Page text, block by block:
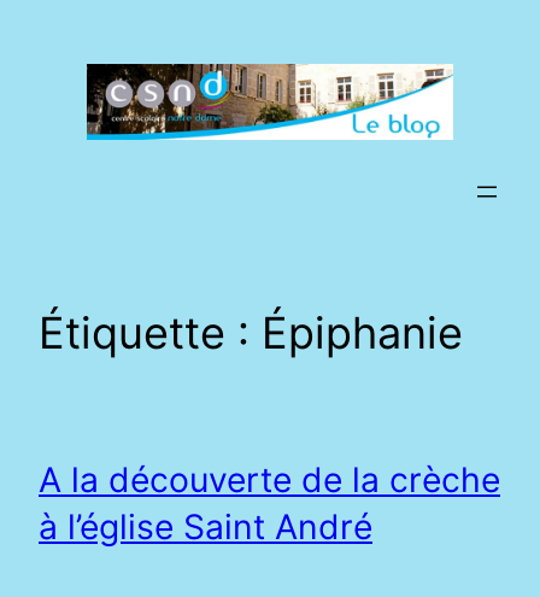
Étiquette : Épiphanie
A la découverte de la crèche
à l’église Saint André